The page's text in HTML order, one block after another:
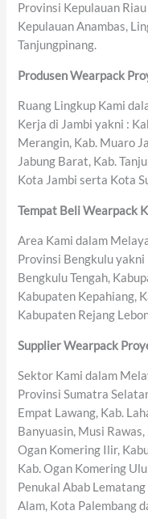
Provinsi Kepulauan
Kepulauan Anambas,
Tanjungpinang.
Produsen Wearpack
Ruang Lingkup Kami
Kerja di Jambi yakni :
Merangin, Kab. Muaro
Jabung Barat, Kab.
Kota Jambi serta Kota
Tempat Beli Wearpack
Area Kami dalam
Provinsi Bengkulu yakni
Bengkulu Tengah,
Kabupaten Kepahiang,
Kabupaten Rejang
Supplier Wearpack
Sektor Kami dalam
Provinsi Sumatra
Empat Lawang, Kab.
Banyuasin, Musi
Ogan Komering Ilir,
Kab. Ogan Komering
Penukal Abab
Alam, Kota Palembang